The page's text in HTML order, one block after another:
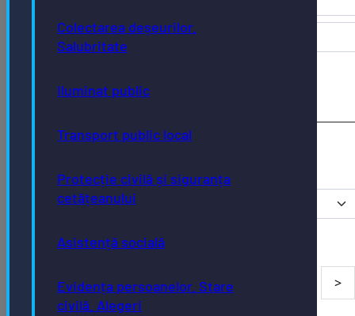
Colectarea deșeurilor.
Salubritate
Iluminat public
Transport public local
Protecție civilă și siguranța
cetățeanului
Asistență socială
Evidența persoanelor. Stare
civilă. Alegeri